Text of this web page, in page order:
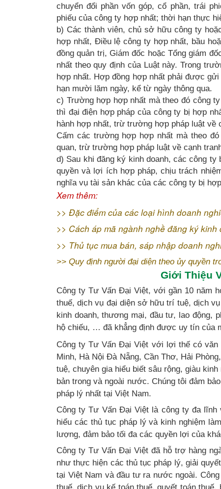
chuyển đổi phần vốn góp, cổ phần, trái
phiếu của công ty hợp nhất; thời hạn thực
b) Các thành viên, chủ sở hữu công ty
hợp nhất, Điều lệ công ty hợp nhất, bầu
đồng quản trị, Giám đốc hoặc Tổng giám
nhất theo quy định của Luật này. Trong
hợp nhất. Hợp đồng hợp nhất phải được
hạn mười lăm ngày, kể từ ngày thông qua.
c) Trường hợp hợp nhất mà theo đó công
thì đại điện hợp pháp của công ty bị hợp
hành hợp nhất, trừ trường hợp pháp luật về
Cấm các trường hợp hợp nhất mà theo
quan, trừ trường hợp pháp luật về cạnh
d) Sau khi đăng ký kinh doanh, các công
quyền và lợi ích hợp pháp, chịu trách
nghĩa vụ tài sản khác của các công ty bị
Xem thêm:
>> Đặc điểm của các loại hình doanh
>> Cách áp mã ngành nghề đăng ký kinh
>> Thủ tục mua bán, sáp nhập doanh
>> Quy định người đại diện theo ủy quyền
Giới Thiệu
Công ty Tư Vấn Đại Việt, với gần 10 năm
thuế, dịch vụ đại diện sở hữu trí tuệ, dịch
kinh doanh, thương mại, đầu tư, lao động,
hộ chiếu, … đã khẳng định được uy tín của
Công ty Tư Vấn Đại Việt với lợi thế có văn
Minh, Hà Nội Đà Nẵng, Cần Thơ, Hải
tuệ, chuyên gia hiểu biết sâu rộng, giàu
bản trong và ngoài nước. Chúng tôi đảm
pháp lý nhất tại Việt Nam.
Công ty Tư Vấn Đại Việt là công ty đa
hiểu các thủ tục pháp lý và kinh nghiệm
lượng, đảm bảo tối đa các quyền lợi của
Công ty Tư Vấn Đại Việt đã hỗ trợ hàng
như thực hiện các thủ tục pháp lý, giải
tại Việt Nam và đầu tư ra nước ngoài.